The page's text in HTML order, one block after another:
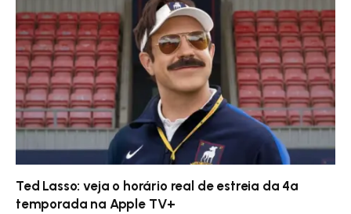
Ted Lasso: veja o horário real de estreia da 4ª
temporada na Apple TV+